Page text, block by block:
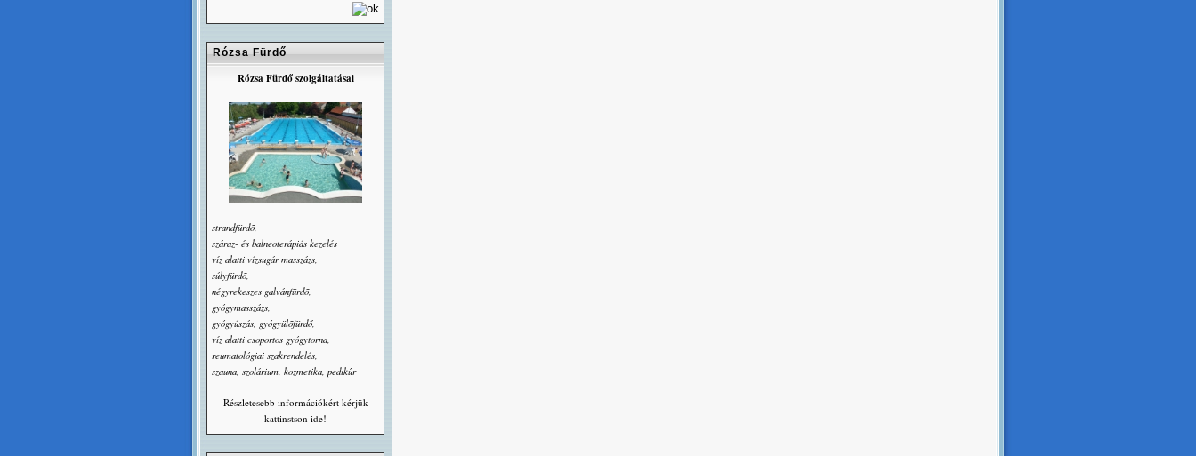
Rózsa Fürdő
Rózsa Fürdő szolgáltatásai
strandfürdõ,
száraz- és balneoterápiás kezelés
víz alatti vízsugár masszázs,
súlyfürdõ,
négyrekeszes galvánfürdõ,
gyógymasszázs,
gyógyúszás, gyógyülõfürdő,
víz alatti csoportos gyógytorna,
reumatológiai szakrendelés,
szauna, szolárium, kozmetika, pedikûr
Részletesebb információkért kérjük
kattinstson ide!